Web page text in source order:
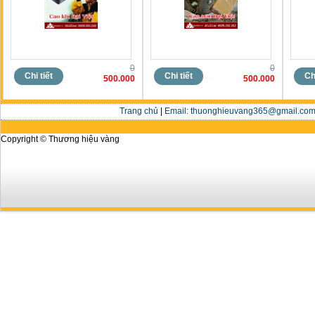
Chi tiết
0
500.000
Chi tiết
0
500.000
Trang chủ Email:
Copyright © Thương hiệu vàng